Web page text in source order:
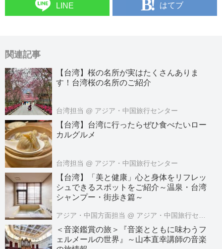
LINE はてブ
関連記事
【台湾】桜の名所が実はたくさんありま
す！台湾桜の名所のご紹介
台湾担当 @ アジア・中国旅行センター
【台湾】台湾に行ったらぜひ食べたいロー
カルグルメ
台湾担当 @ アジア・中国旅行センター
【台湾】「美と健康」心と身体をリフレッ
シュできるスポットをご紹介～温泉・台湾
シャンプー・街歩き篇～
アジア・中国方面担当 @ アジア・中国旅行センター
＜音楽鑑賞の旅＞『音楽とともに味わうフ
ェルメールの世界』～山本直幸講師の音楽